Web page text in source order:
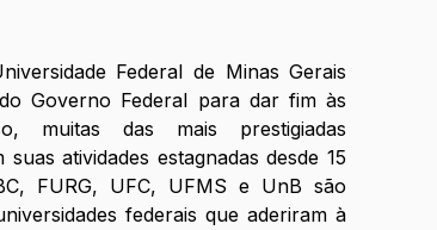
Federal de Minas Gerais
Governo Federal para dar fim às
muitas das mais prestigiadas
atividades estagnadas desde 15
FURG, UFC, UFMS e UnB são
federais que aderiram à